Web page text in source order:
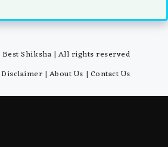
Shiksha | All rights reserved
Disclaimer | About Us | Contact Us